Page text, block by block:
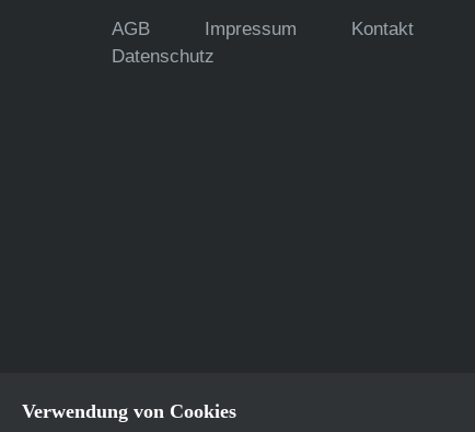
AGB Impressum
Kontakt
Datenschutz
Verwendung von Cookies